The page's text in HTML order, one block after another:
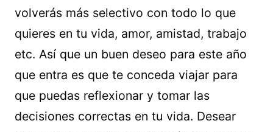
volverás más selectivo con todo lo que
quieres en tu vida, amor, amistad, trabajo
etc. Así que un buen deseo para este año
que entra es que te conceda viajar para
que puedas reflexionar y tomar las
decisiones correctas en tu vida. Desear